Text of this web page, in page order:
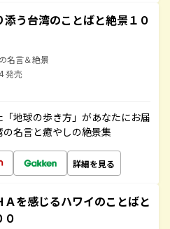
添う台湾のことばと絶景１０
名言＆絶景
発売
地球の歩き方」があなたにお届
名言と癒やしの絶景集
詳細を見る
Ａを感じるハワイのことばと
０